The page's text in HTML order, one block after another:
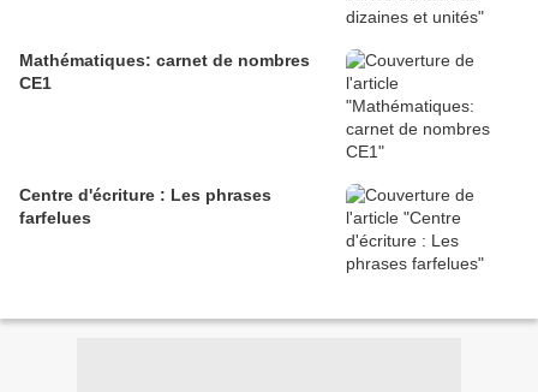
Mathématiques: carnet de nombres
CE1
Centre d'écriture : Les phrases
farfelues